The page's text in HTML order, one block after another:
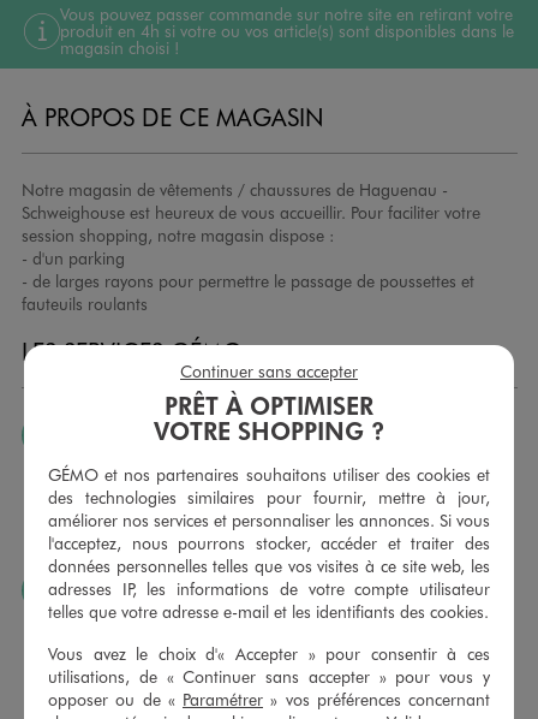
Vous pouvez passer commande sur notre site en retirant votre
produit en 4h si votre ou vos article(s) sont disponibles dans le
magasin choisi !
À PROPOS DE CE MAGASIN
Notre magasin de vêtements / chaussures de Haguenau -
Schweighouse est heureux de vous accueillir. Pour faciliter votre
session shopping, notre magasin dispose :
- d'un parking
- de larges rayons pour permettre le passage de poussettes et
fauteuils roulants
LES SERVICES GÉMO
JE PEUX CHANGER D’AVIS
Nous échangeons et vous proposons un avoir ou un
remboursement pour tout article non porté, non retouché,
sous 30 jours, sur simple présentation du ticket de caisse,
dans tous les magasins GÉMO.
JE PEUX FAIRE RETOUCHER MES ARTICLES
Ourlets, ceintures… vous avez la possibilité de faire
retoucher vos articles textiles dans nos magasins. Les tarifs
sont à votre disposition sur simple demande. Voir
conditions en magasins.
PRÊT À OPTIMISER
VOTRE SHOPPING ?
GÉMO et nos partenaires souhaitons utiliser des cookies et
des technologies similaires pour fournir, mettre à jour,
améliorer nos services et personnaliser les annonces. Si vous
l'acceptez, nous pourrons stocker, accéder et traiter des
données personnelles telles que vos visites à ce site web, les
adresses IP, les informations de votre compte utilisateur
telles que votre adresse e-mail et les identifiants des cookies.
Vous avez le choix d'« Accepter » pour consentir à ces
utilisations, de « Continuer sans accepter » pour vous y
opposer ou de « Paramétrer » vos préférences concernant
Continuer sans accepter